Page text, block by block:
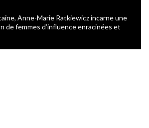
Anne-Marie Ratkiewicz incarne une
de femmes d’influence enracinées et